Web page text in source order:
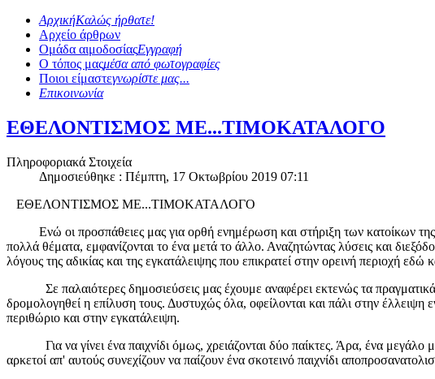
ΑρχικήΚαλώς ήρθατε!
Αρχείο άρθρων
Ομάδα αιμοδοσίαςΕγγραφή
Ο τόπος μαςμέσα από φωτογραφίες
Ποιοι είμαστεγνωρίστε μας...
Επικοινωνία
ΕΘΕΛΟΝΤΙΣΜΟΣ ΜΕ...ΤΙΜΟΚΑΤΑΛΟΓΟ
Πληροφοριακά Στοιχεία
Δημοσιεύθηκε : Πέμπτη, 17 Οκτωβρίου 2019 07:11
ΕΘΕΛΟΝΤΙΣΜΟΣ ΜΕ...ΤΙΜΟΚΑΤΑΛΟΓΟ
Ενώ οι προσπάθειες μας για ορθή ενημέρωση και στήριξη των κατοίκων της
πολλά θέματα, εμφανίζονται το ένα μετά το άλλο. Αναζητώντας λύσεις και
λόγους της αδικίας και της εγκατάλειψης που επικρατεί στην ορεινή περιοχή εδώ
Σε παλαιότερες δημοσιεύσεις μας έχουμε αναφέρει εκτενώς τα πραγματικά
δρομολογηθεί η επίλυση τους. Δυστυχώς όλα, οφείλονται και πάλι στην έλλειψη
περιθώριο και στην εγκατάλειψη.
Για να γίνει ένα παιχνίδι όμως, χρειάζονται δύο παίκτες. Άρα, ένα μεγάλο
αρκετοί απ' αυτούς συνεχίζουν να παίζουν ένα σκοτεινό παιχνίδι